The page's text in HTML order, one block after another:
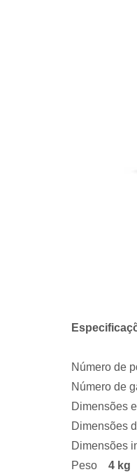
Número de
Número de
Dimensões
Dimensões
Dimensões
Peso
4 kg